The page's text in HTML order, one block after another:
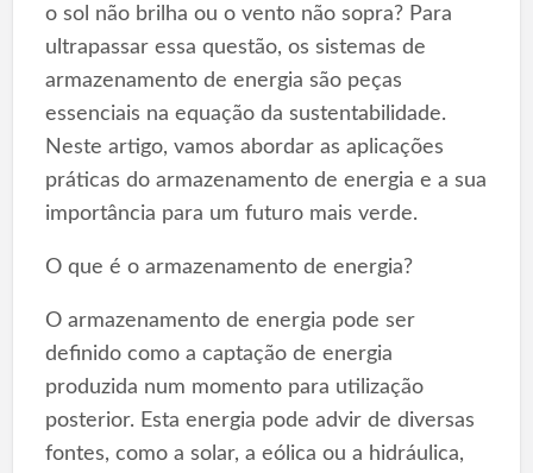
o sol não brilha ou o vento não sopra? Para
ultrapassar essa questão, os sistemas de
armazenamento de energia são peças
essenciais na equação da sustentabilidade.
Neste artigo, vamos abordar as aplicações
práticas do armazenamento de energia e a sua
importância para um futuro mais verde.
O que é o armazenamento de energia?
O armazenamento de energia pode ser
definido como a captação de energia
produzida num momento para utilização
posterior. Esta energia pode advir de diversas
fontes, como a solar, a eólica ou a hidráulica,